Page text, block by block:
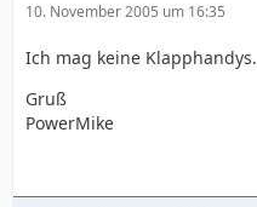
10. November 2005 um 16:35
Ich mag keine Klapphandys.
Gruß
PowerMike